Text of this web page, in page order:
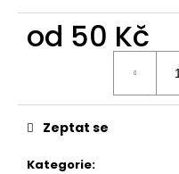
od 50 Kč
Kategorie:
Zeptat se
č
e
m